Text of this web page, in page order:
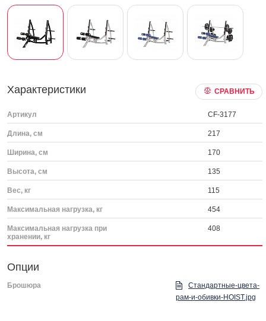
Характеристики СРАВНИТЬ
Артикул CF-3177
Длина, см 217
Ширина, см 170
Высота, см 135
Вес, кг 115
Максимальная нагрузка, кг 454
Максимальная нагрузка при
хранении, кг
408
Опции
Брошюра
Стандартные-цвета-
рам-и-обивки-HOIST.jpg